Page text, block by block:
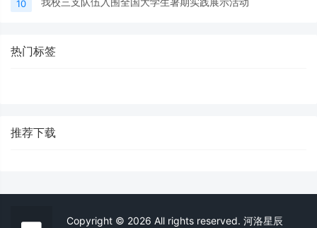
10
热门标签
推荐下载
Copyright © 2026 All rights reserved. 河洛星辰